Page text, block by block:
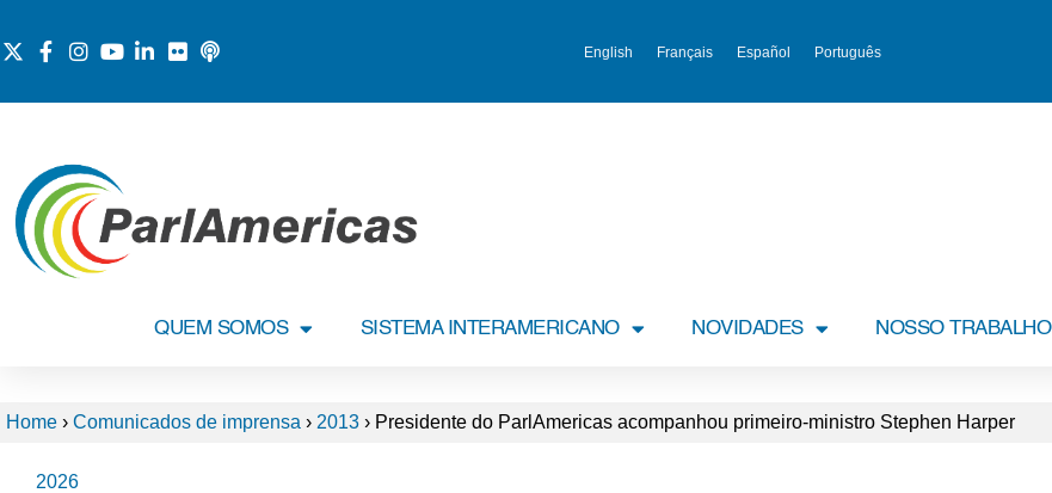
English Français Español Português
QUEM SOMOS SISTEMA INTERAMERICANO NOVIDADES NOSSO TRABALHO
Home › Comunicados de imprensa › 2013 › Presidente do ParlAmericas acompanhou primeiro-ministro Stephen Harper
2026